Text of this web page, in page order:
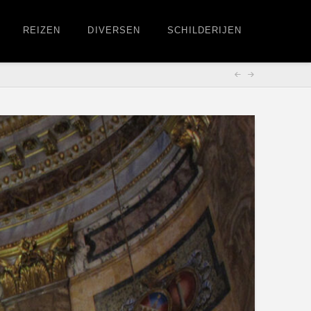
REIZEN DIVERSEN SCHILDERIJEN